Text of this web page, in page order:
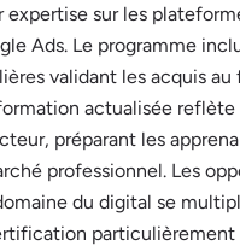
sur les
Ads. Le programme
validant les acquis au
actualisée reflète
préparant les
professionnel. Les
du digital se